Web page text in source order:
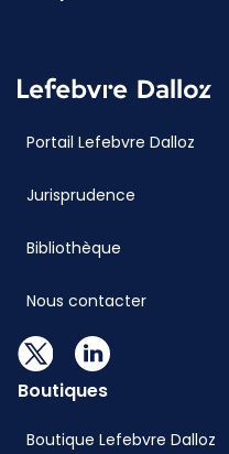
Portail Lefebvre Dalloz
Jurisprudence
Bibliothèque
Nous contacter
Boutiques
Boutique Lefebvre Dalloz